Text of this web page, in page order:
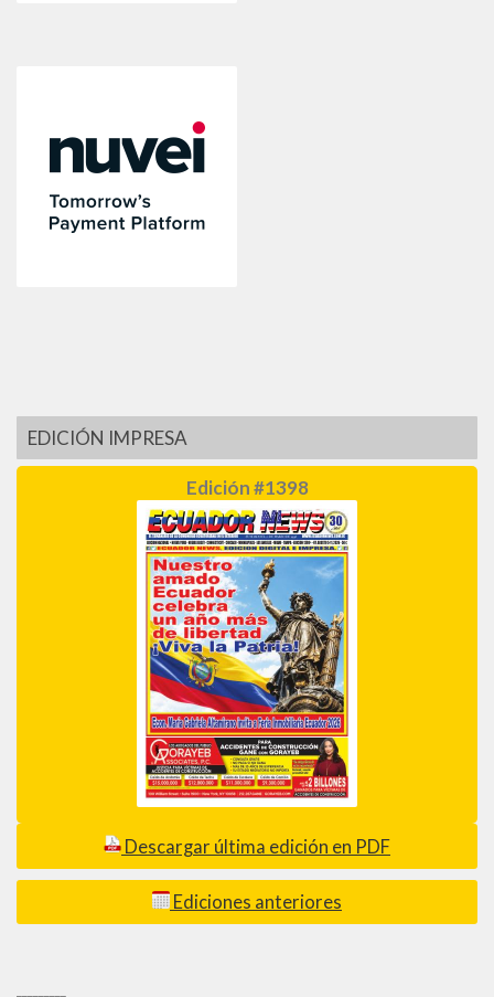
EDICIÓN IMPRESA
Edición #1398
Descargar última edición en PDF
Ediciones anteriores